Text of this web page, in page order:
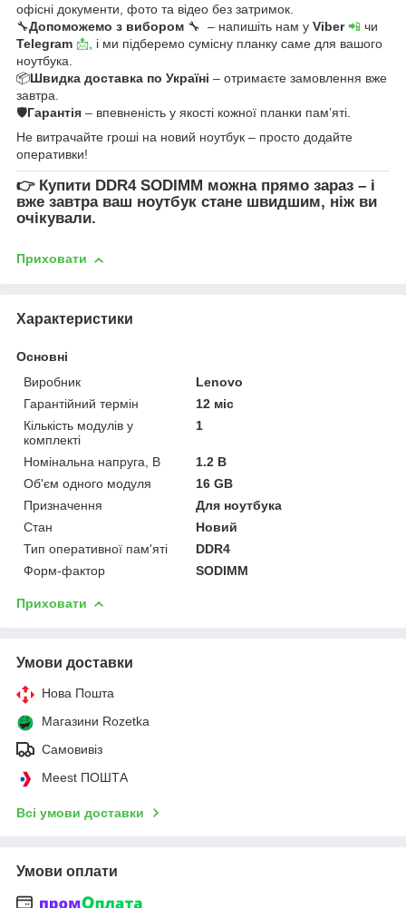
офісні документи, фото та відео без затримок.
🔧Допоможемо з вибором 🔧 – напишіть нам у Viber📲 чи
Telegram 📩 , і ми підберемо сумісну планку саме для вашого
ноутбука.
📦Швидка доставка по Україні – отримаєте замовлення вже
завтра.
🛡Гарантія – впевненість у якості кожної планки пам’яті.
Не витрачайте гроші на новий ноутбук – просто додайте
оперативки!
👉 Купити DDR4 SODIMM можна прямо зараз – і
вже завтра ваш ноутбук стане швидшим, ніж ви
очікували.
Приховати
Характеристики
Основні
Виробник
Lenovo
Гарантійний термін
12 міс
Кількість модулів у
комплекті
1
Номінальна напруга, В
1.2 В
Об'єм одного модуля
16 GB
Призначення
Для ноутбука
Стан
Новий
Тип оперативної пам'яті
DDR4
Форм-фактор
SODIMM
Приховати
Умови доставки
Нова Пошта
Магазини Rozetka
Самовивіз
Meest ПОШТА
Всі умови доставки
Умови оплати